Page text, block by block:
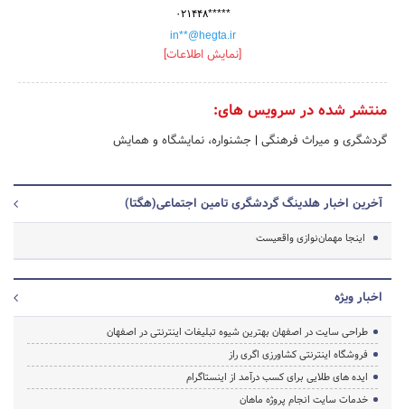
۰۲۱۴۴۸*****
in**@hegta.ir
[نمایش اطلاعات]
منتشر شده در سرویس های:
گردشگری و میراث فرهنگی | جشنواره، نمایشگاه و همایش
آخرین اخبار هلدینگ گردشگری تامین اجتماعی(هگتا)
اینجا مهمان‌نوازی واقعیست
اخبار ویژه
طراحی سایت در اصفهان بهترین شیوه تبلیغات اینترنتی در اصفهان
فروشگاه اینترنتی کشاورزی اگری راز
ایده های طلایی برای کسب درآمد از اینستاگرام
خدمات سایت انجام پروژه ماهان